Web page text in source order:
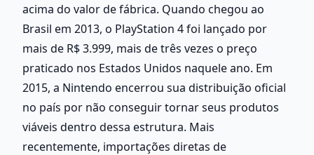
acima do valor de fábrica. Quando chegou ao
Brasil em 2013, o PlayStation 4 foi lançado por
mais de R$ 3.999, mais de três vezes o preço
praticado nos Estados Unidos naquele ano. Em
2015, a Nintendo encerrou sua distribuição oficial
no país por não conseguir tornar seus produtos
viáveis dentro dessa estrutura. Mais
recentemente, importações diretas de